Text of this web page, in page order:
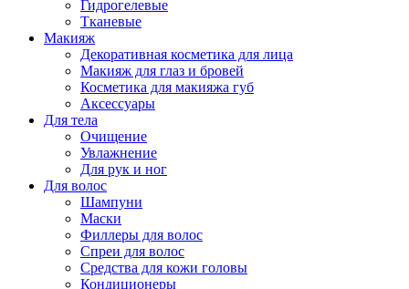
Гидрогелевые
Тканевые
Макияж
Декоративная косметика для лица
Макияж для глаз и бровей
Косметика для макияжа губ
Аксессуары
Для тела
Очищение
Увлажнение
Для рук и ног
Для волос
Шампуни
Маски
Филлеры для волос
Спреи для волос
Средства для кожи головы
Кондиционеры